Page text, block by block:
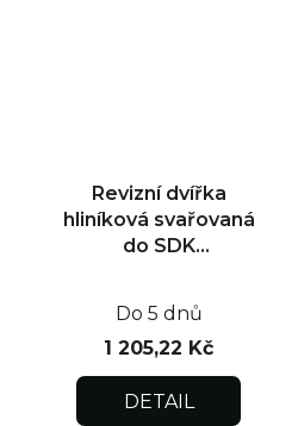
Revizní dvířka
hliníková svařovaná
do SDK
Do 5 dnů
1 205,22 Kč
DETAIL